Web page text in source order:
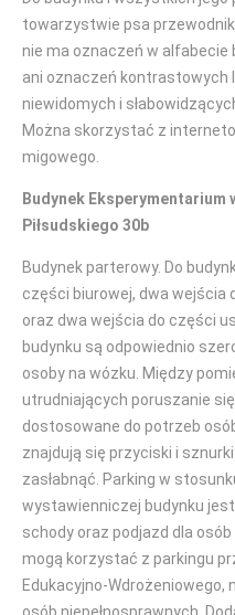
towarzystwie psa
nie ma oznaczeń w alfabecie
ani oznaczeń kontrastowych
niewidomych i
Można skorzystać z
migowego.
Budynek Eksperymentarium
Piłsudskiego 30b
Budynek parterowy. Do
części biurowej, dwa wejścia
oraz dwa wejścia do części
budynku są odpowiednio
osoby na wózku. Między
utrudniających poruszanie
dostosowane do potrzeb
znajdują się przyciski i
zasłabnąć. Parking w
wystawienniczej budynku
schody oraz podjazd dla
mogą korzystać z parkingu
Edukacyjno-Wdrożeniowego,